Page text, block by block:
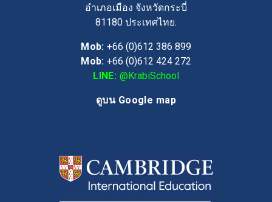
อำเภอเมือง จังหวัดกระบี่
81180 ประเทศไทย.
Mob: +66 (0)612 386 899
Mob: +66 (0)612 424 272
LINE: @KrabiSchool
ดูบน Google map